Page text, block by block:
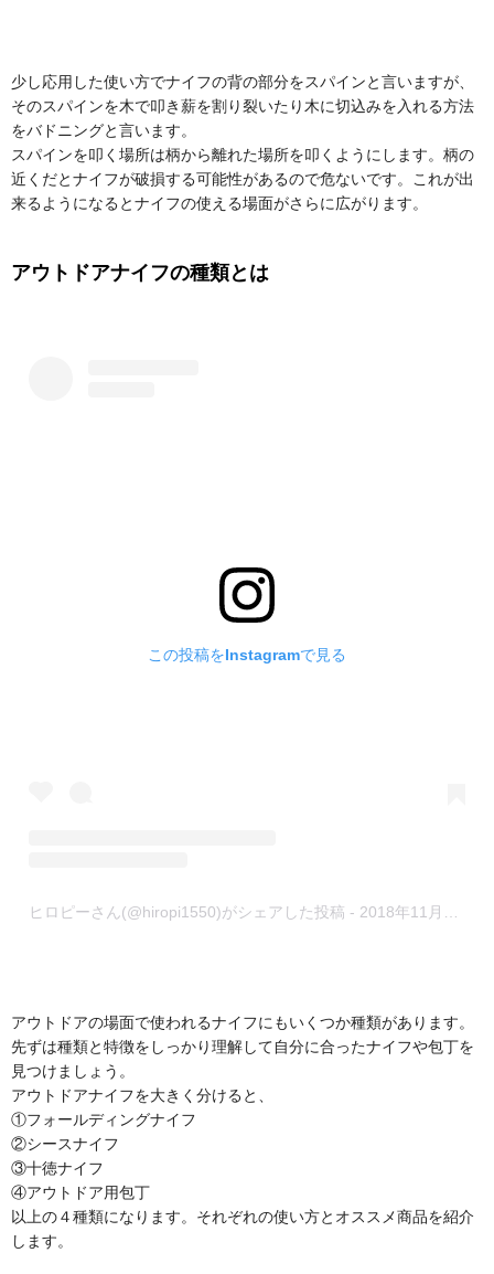
少し応用した使い方でナイフの背の部分をスパインと言いますが、
そのスパインを木で叩き薪を割り裂いたり木に切込みを入れる方法
をバドニングと言います。
スパインを叩く場所は柄から離れた場所を叩くようにします。柄の
近くだとナイフが破損する可能性があるので危ないです。これが出
来るようになるとナイフの使える場面がさらに広がります。
アウトドアナイフの種類とは
この投稿をInstagramで見る
ヒロピーさん(@hiropi1550)がシェアした投稿 - 2018年11月月21日午前3時03分PST
アウトドアの場面で使われるナイフにもいくつか種類があります。
先ずは種類と特徴をしっかり理解して自分に合ったナイフや包丁を
見つけましょう。
アウトドアナイフを大きく分けると、
①フォールディングナイフ
②シースナイフ
③十徳ナイフ
④アウトドア用包丁
以上の４種類になります。それぞれの使い方とオススメ商品を紹介
します。